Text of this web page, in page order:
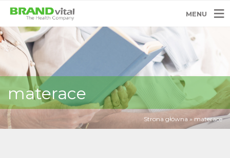
MENU
materace
Strona główna » materace